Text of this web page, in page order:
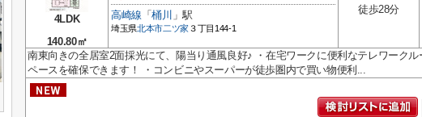
4LDK
140.80㎡
高崎線 「桶川 」駅
埼玉県北本市二ツ家 ３丁目144-1
徒歩28分
南東向きの全居室2面採光にて、陽当り通風良好♪ ・在宅ワークに便利なテレワーク
ペースを確保できます！ ・コンビニやスーパーが徒歩圏内で買い物便利...